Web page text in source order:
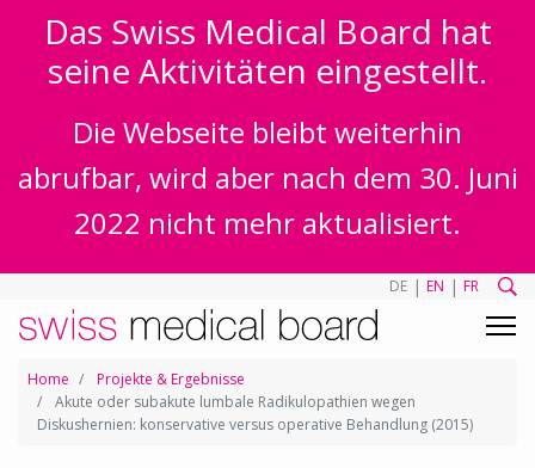
Das Swiss Medical Board hat
seine Aktivitäten eingestellt.
Die Webseite bleibt weiterhin
abrufbar, wird aber nach dem 30. Juni
2022 nicht mehr aktualisiert.
DE | EN | FR
Home
Projekte & Ergebnisse
Akute oder subakute lumbale Radikulopathien wegen
Diskushernien: konservative versus operative Behandlung (2015)